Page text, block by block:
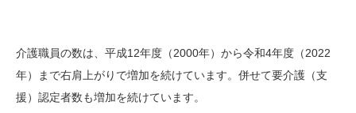
介護職員の数は、平成12年度（2000年）から令和4年度（2022
年）まで右肩上がりで増加を続けています。併せて要介護（支
援）認定者数も増加を続けています。